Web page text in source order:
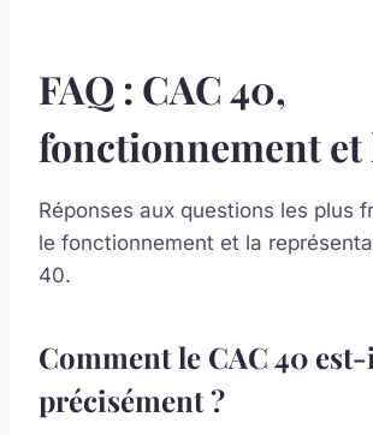
FAQ : CAC 40,
fonctionnement
Réponses aux questions les plus
le fonctionnement et la
40.
Comment le CAC 40
précisément ?